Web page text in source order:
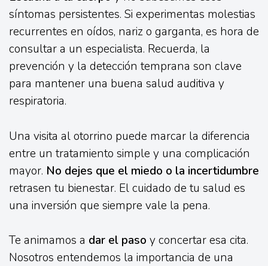
síntomas persistentes. Si experimentas molestias
recurrentes en oídos, nariz o garganta, es hora de
consultar a un especialista. Recuerda, la
prevención y la detección temprana son clave
para mantener una buena salud auditiva y
respiratoria.
Una visita al otorrino puede marcar la diferencia
entre un tratamiento simple y una complicación
mayor. No dejes que el miedo o la incertidumbre
retrasen tu bienestar. El cuidado de tu salud es
una inversión que siempre vale la pena.
Te animamos a dar el paso y concertar esa cita.
Nosotros entendemos la importancia de una